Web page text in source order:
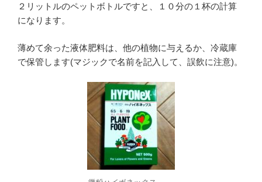
２リットルのペットボトルですと、１０分の１杯の計算
になります。
薄めて余った液体肥料は、他の植物に与えるか、冷蔵庫
で保管します(マジックで名前を記入して、誤飲に注意)。